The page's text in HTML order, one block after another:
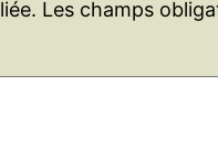
Les champs